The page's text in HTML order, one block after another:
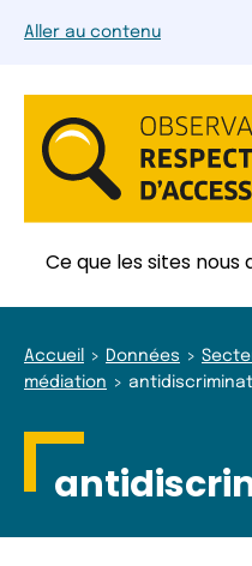
Aller au contenu
Ce que les sites
Accueil Données
médiation